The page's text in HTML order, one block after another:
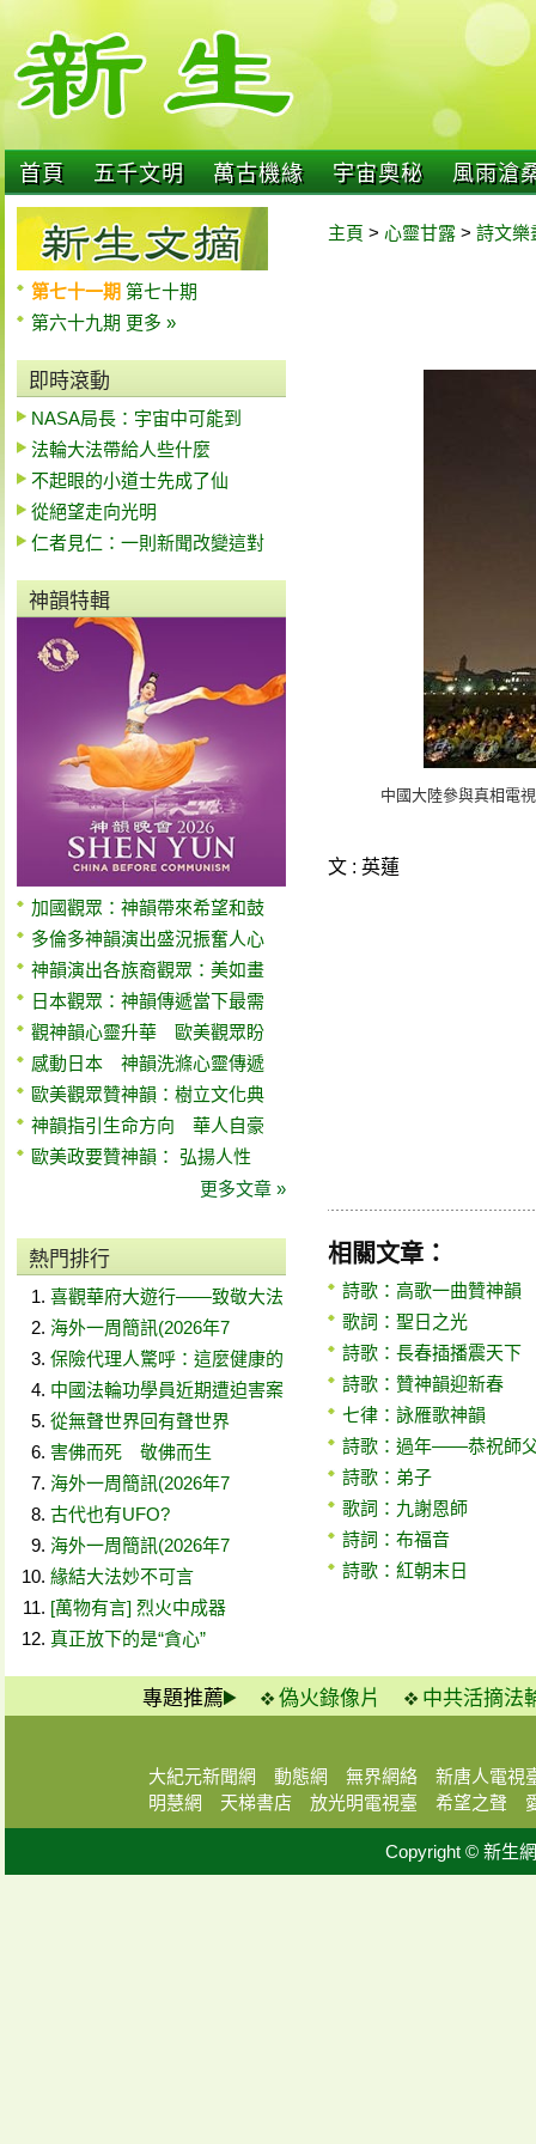
首頁 五千文明 萬古機緣 宇宙奧秘 風雨滄
第七十一期 第七十期
第六十九期 更多 »
即時滾動
NASA局長：宇宙中可能到
法輪大法帶給人些什麼
不起眼的小道士先成了仙
從絕望走向光明
仁者見仁：一則新聞改變這對
神韻特輯
加國觀眾：神韻帶來希望和鼓
多倫多神韻演出盛況振奮人心
神韻演出各族裔觀眾：美如畫
日本觀眾：神韻傳遞當下最需
觀神韻心靈升華 歐美觀眾盼
感動日本 神韻洗滌心靈傳遞
歐美觀眾贊神韻：樹立文化典
神韻指引生命方向 華人自豪
歐美政要贊神韻： 弘揚人性
更多文章 »
熱門排行
喜觀華府大遊行——致敬大法
海外一周簡訊(2026年7
保險代理人驚呼：這麼健康的
中國法輪功學員近期遭迫害案
從無聲世界回有聲世界
害佛而死 敬佛而生
海外一周簡訊(2026年7
古代也有UFO?
海外一周簡訊(2026年7
緣結大法妙不可言
[萬物有言] 烈火中成器
真正放下的是“貪心”
主頁 > 心靈甘露 > 詩文樂
中國大陸參與真相電
文 : 英蓮
相關文章：
詩歌：高歌一曲贊神韻
歌詞：聖日之光
詩歌：長春插播震天下
詩歌：贊神韻迎新春
七律：詠雁歌神韻
詩歌：過年——恭祝師
詩歌：弟子
歌詞：九謝恩師
詩詞：布福音
詩歌：紅朝末日
專題推薦 偽火錄像片 中共活摘法
大紀元新聞網 動態網 無界網絡
新唐人電視
明慧網
天梯書店 放光明電視臺 希望之聲
Copyright © 新生